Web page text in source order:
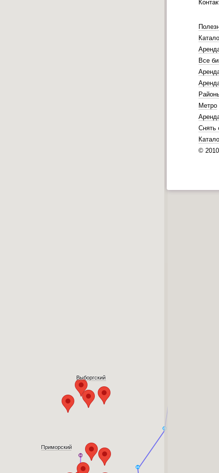
Приморский
Выборгский
Все
Метро
Снять
©